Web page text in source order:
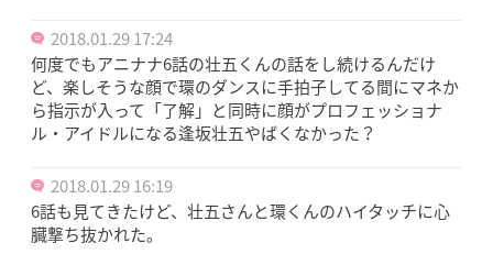
2018.01.29 17:24
何度でもアニナナ6話の壮五くんの話をし続けるんだけ
ど、楽しそうな顔で環のダンスに手拍子してる間にマネか
ら指示が入って「了解」と同時に顔がプロフェッショナ
ル・アイドルになる逢坂壮五やばくなかった？
2018.01.29 16:19
6話も見てきたけど、壮五さんと環くんのハイタッチに心
臓撃ち抜かれた。